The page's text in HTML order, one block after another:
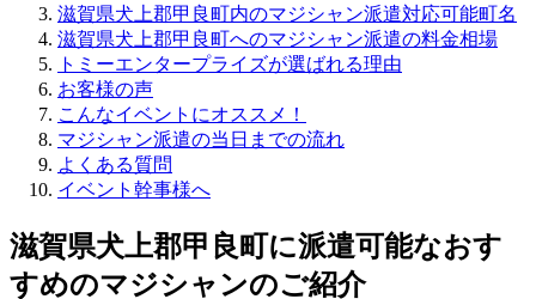
滋賀県犬上郡甲良町内のマジシャン派遣対応可能町名
滋賀県犬上郡甲良町へのマジシャン派遣の料金相場
トミーエンタープライズが選ばれる理由
お客様の声
こんなイベントにオススメ！
マジシャン派遣の当日までの流れ
よくある質問
イベント幹事様へ
滋賀県犬上郡甲良町に派遣可能なおす
すめのマジシャンのご紹介